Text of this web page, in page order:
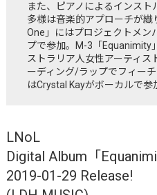
また、ピアノによるインス
多様は音楽的アプローチが
One」にはプロジェクトメン
プで参加。M-3「Equanimity
ストラリア人女性アーティス
ーディング/ラップでフィー
はCrystal Kayがボーカルで参
LNoL
Digital Album「
2019-01-29 Release!